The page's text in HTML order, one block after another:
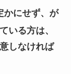
かにせず、が
いる方は、
しなければ